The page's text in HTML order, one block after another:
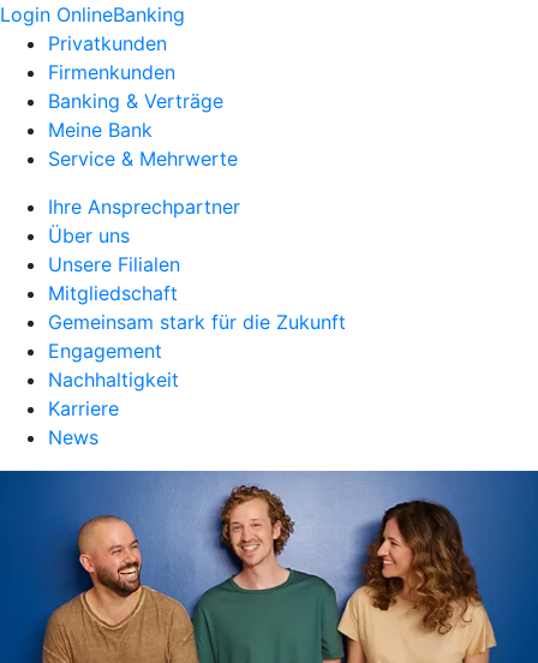
Login OnlineBanking
Privatkunden
Firmenkunden
Banking & Verträge
Meine Bank
Service & Mehrwerte
Ihre Ansprechpartner
Über uns
Unsere Filialen
Mitgliedschaft
Gemeinsam stark für die Zukunft
Engagement
Nachhaltigkeit
Karriere
News